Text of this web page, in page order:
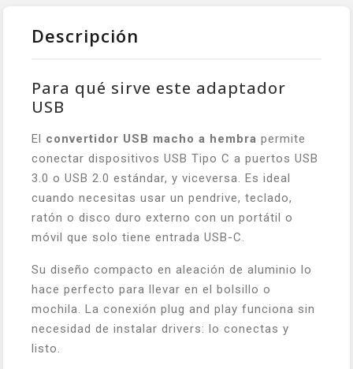
Descripción
Para qué sirve este adaptador
USB
El convertidor USB macho a hembra permite
conectar dispositivos USB Tipo C a puertos USB
3.0 o USB 2.0 estándar, y viceversa. Es ideal
cuando necesitas usar un pendrive, teclado,
ratón o disco duro externo con un portátil o
móvil que solo tiene entrada USB-C.
Su diseño compacto en aleación de aluminio lo
hace perfecto para llevar en el bolsillo o
mochila. La conexión plug and play funciona sin
necesidad de instalar drivers: lo conectas y
listo.